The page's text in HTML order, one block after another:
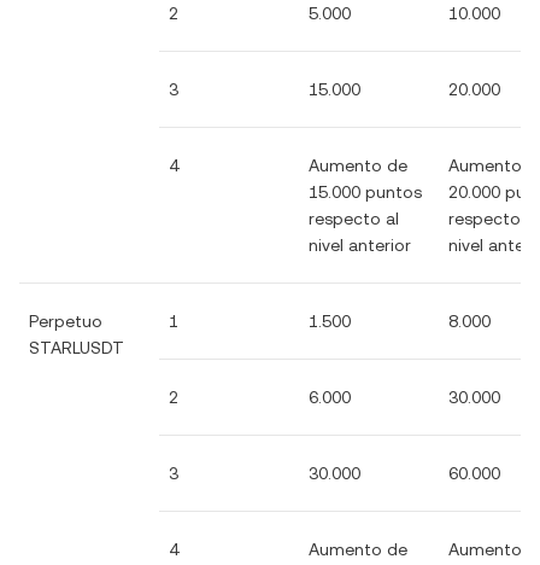
2 5.000 10.000
3 15.000 20.000
4
Aumento de
15.000 puntos
respecto al
nivel anterior
Aumento
20.000
respecto al
nivel
Perpetuo
STARLUSDT
1 1.500 8.000
2 6.000 30.000
3 30.000 60.000
4
Aumento de
Aumento